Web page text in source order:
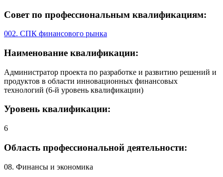
Совет по профессиональным квалификациям:
002. СПК финансового рынка
Наименование квалификации:
Администратор проекта по разработке и развитию решений и
продуктов в области инновационных финансовых
технологий (6-й уровень квалификации)
Уровень квалификации:
6
Область профессиональной деятельности:
08. Финансы и экономика